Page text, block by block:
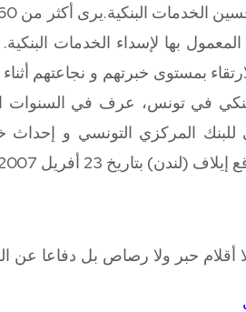
بمستوى خبرتهم و نجاعتهم
في تونس، عرف في السنوات
للبنك المركزي التونسي و
(لندن) بتاريخ 23 أفريل 2007)
أقلام حبر ولا رصاص بل دفاعا عن